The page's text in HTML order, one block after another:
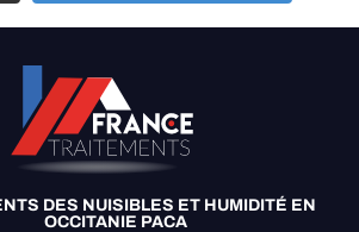
DES NUISIBLES ET HUMIDITÉ EN
OCCITANIE PACA